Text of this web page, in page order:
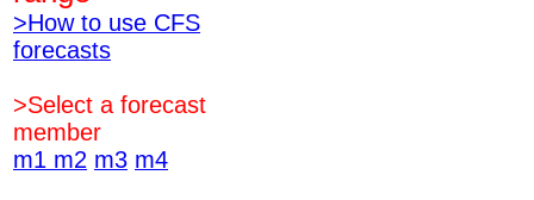
>How to use CFS
forecasts
>Select a forecast
member
m1 m2 m3 m4